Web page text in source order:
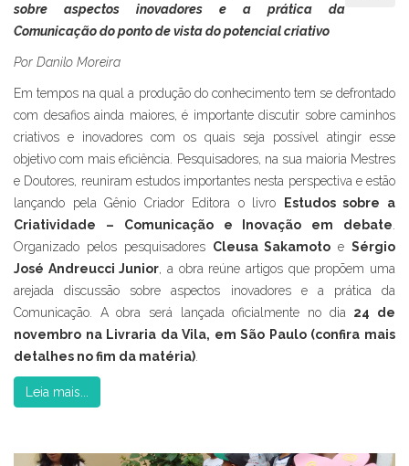
sobre aspectos inovadores e a prática da
Comunicação do ponto de vista do potencial criativo
Por Danilo Moreira
Em tempos na qual a produção do conhecimento tem se defrontado
com desafios ainda maiores, é importante discutir sobre caminhos
criativos e inovadores com os quais seja possível atingir esse
objetivo com mais eficiência. Pesquisadores, na sua maioria Mestres
e Doutores, reuniram estudos importantes nesta perspectiva e estão
lançando pela Gênio Criador Editora o livro
Estudos sobre a
Criatividade – Comunicação e Inovação em debate
Organizado pelos pesquisadores Cleusa Sakamoto eSérgio
José Andreucci Junior, a obra reúne artigos que propõem uma
arejada discussão sobre aspectos inovadores e a prática da
Comunicação. A obra será lançada oficialmente no dia 24 de
novembro na Livraria da Vila, em São Paulo (confira mais
detalhes no fim da matéria)
Leia mais...